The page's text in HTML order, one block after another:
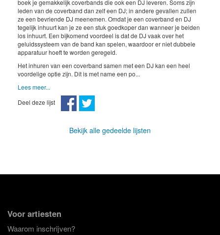
boek je gemakkelijk coverbands die ook een DJ leveren. Soms zijn
leden van de coverband dan zelf een DJ; in andere gevallen zullen
ze een bevriende DJ meenemen. Omdat je een coverband en DJ
tegelijk inhuurt kan je ze een stuk goedkoper dan wanneer je beiden
los inhuurt. Een bijkomend voordeel is dat de DJ vaak over het
geluidssysteem van de band kan spelen, waardoor er niet dubbele
apparatuur hoeft te worden geregeld.
Het inhuren van een coverband samen met een DJ kan een heel
voordelige optie zijn. Dit is met name een po...
Lees meer...
Deel deze lijst
Bekijk alle gedeelde lijsten
Voor artiesten
Waarom inschrijven?